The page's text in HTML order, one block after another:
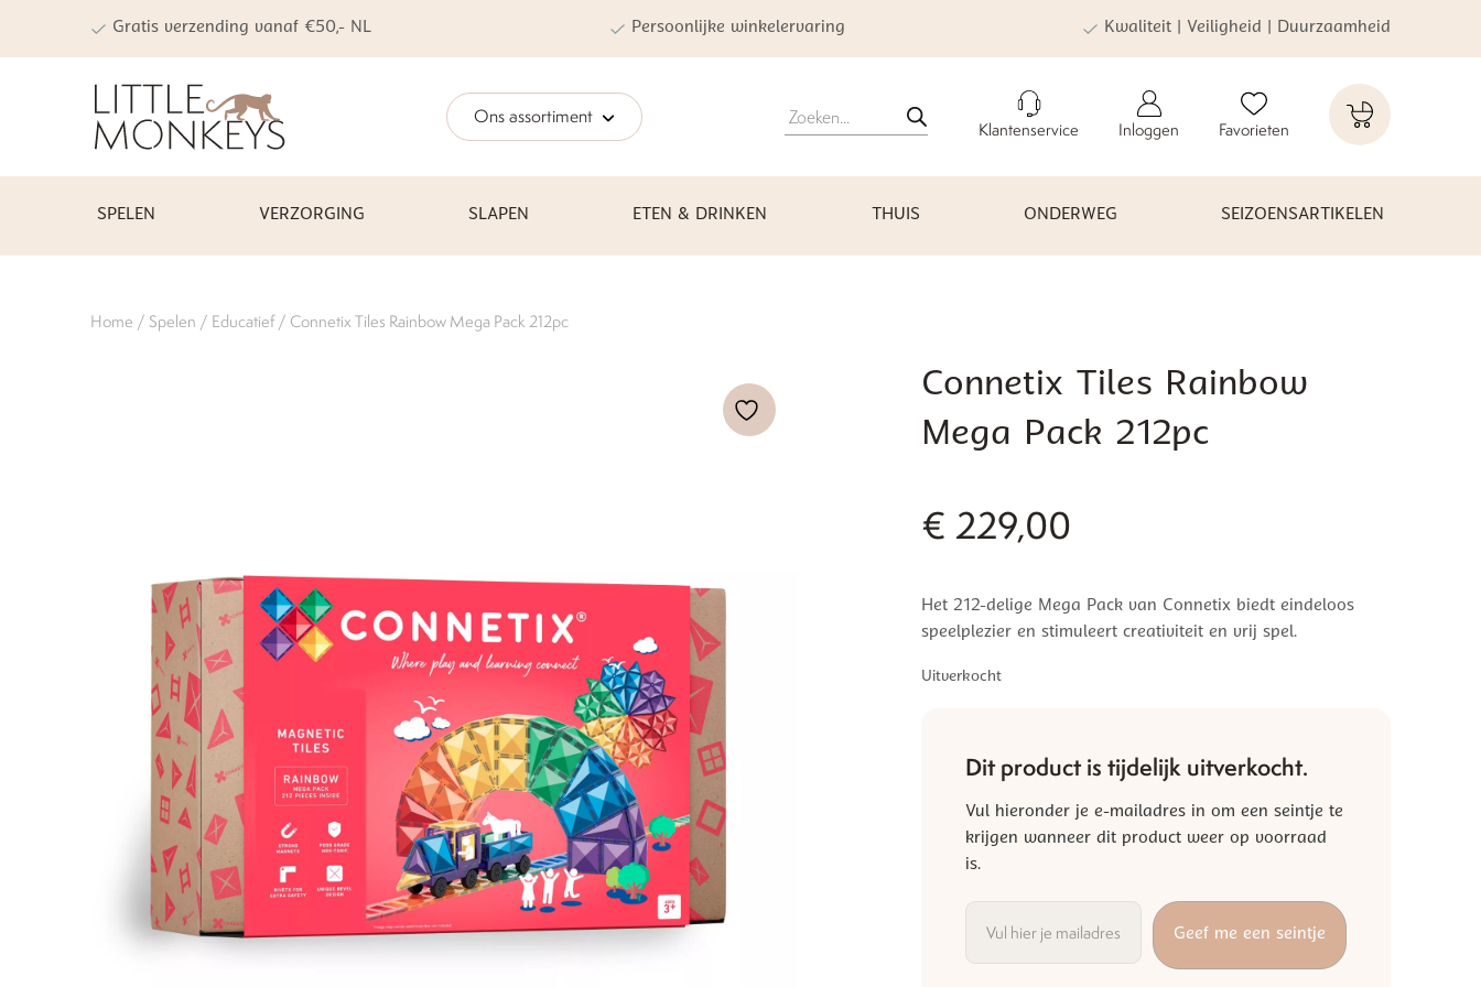
Gratis verzending vanaf €50,- NL Persoonlijke winkelervaring Kwaliteit | Veiligheid | Duurzaamheid
Ons assortiment Producten
zoeken Klantenservice Inloggen Favorieten
SPELEN VERZORGING SLAPEN ETEN & DRINKEN THUIS ONDERWEG SEIZOENSARTIKELEN
Home / Spelen / Educatief/ Connetix Tiles Rainbow Mega Pack 212pc
Connetix Tiles Rainbow
Mega Pack 212pc
€ 229,00
Het 212-delige Mega Pack van Connetix biedt eindeloos
speelplezier en stimuleert creativiteit en vrij spel.
Uitverkocht
Dit product is tijdelijk uitverkocht.
Vul hieronder je e-mailadres in om een seintje te
krijgen wanneer dit product weer op voorraad
is.